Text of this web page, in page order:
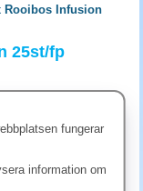
Rooibos Infusion
25st/fp
fungerar
information om